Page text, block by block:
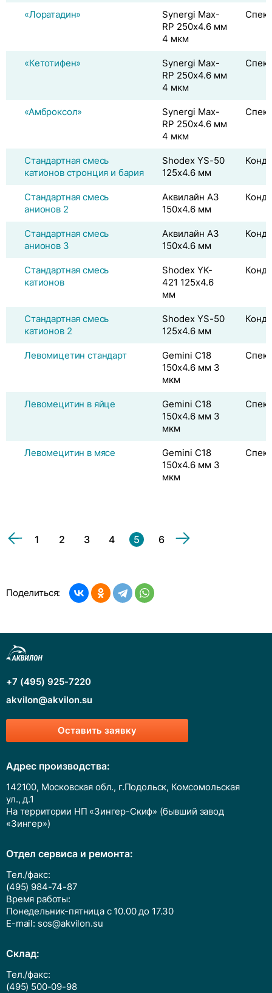
«Лоратадин»
Synergi Max-
RP 250х4.6 мм
4 мкм
«Кетотифен»
Synergi Max-
RP 250х4.6 мм
4 мкм
«Амброксол»
Synergi Max-
RP 250х4.6 мм
4 мкм
Стандартная смесь
катионов стронция и бария
Shodex YS-50
125x4.6 мм
Стандартная смесь
анионов 2
Аквилайн A3
150x4.6 мм
Стандартная смесь
анионов 3
Аквилайн A3
150x4.6 мм
Стандартная смесь
катионов
Shodex YK-
421 125x4.6
мм
Стандартная смесь
катионов 2
Shodex YS-50
125x4.6 мм
Левомицетин стандарт
Gemini C18
150x4.6 мм 3
мкм
Левомецитин в яйце
Gemini C18
150x4.6 мм 3
мкм
Левомецитин в мясе
Gemini C18
150x4.6 мм 3
мкм
1 2 3 4 5 6
Поделиться:
Оставить заявку
+7 (495) 925-7220
akvilon@akvilon.su
Адрес производства:
142100, Московская обл., г.Подольск, Комсомольская
ул., д.1
На территории НП «Зингер-Скиф» (бывший завод
«Зингер»)
Отдел сервиса и ремонта:
Тел./факс:
(495) 984-74-87
Время работы:
Понедельник-пятница с 10.00 до 17.30
E-mail: sos@akvilon.su
Cклад:
Тел./факс:
(495) 500-09-98